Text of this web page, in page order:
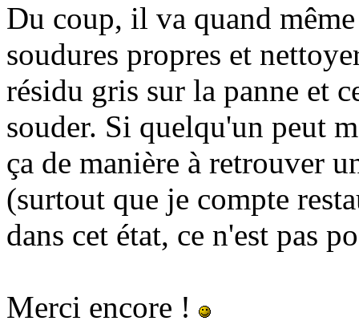
Du coup, il va quand
soudures propres et
résidu gris sur la panne et
souder. Si quelqu'un peut
ça de manière à retrouver
(surtout que je compte
dans cet état, ce n'est pas
Merci encore !